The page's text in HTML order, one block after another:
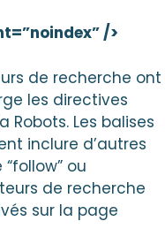
/>
de recherche ont
les directives
Robots. Les balises
inclure d’autres
ou
de recherche
sur la page